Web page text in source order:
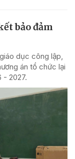
bảo đảm
dục công lập,
án tổ chức lại
- 2027.